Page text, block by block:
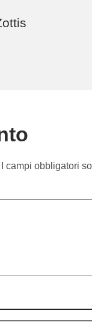
I campi obbligatori